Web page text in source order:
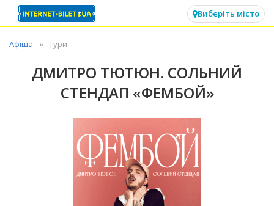
Виберіть місто
Афіша Тури
ДМИТРО ТЮТЮН. СОЛЬНИЙ
СТЕНДАП «ФЕМБОЙ»